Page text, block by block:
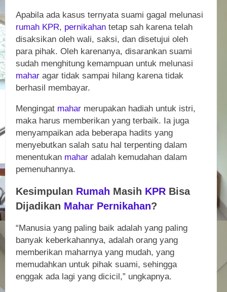
Apabila ada kasus ternyata suami gagal melunasi
rumah KPR, pernikahan tetap sah karena telah
disaksikan oleh wali, saksi, dan disetujui oleh
para pihak. Oleh karenanya, disarankan suami
sudah menghitung kemampuan untuk melunasi
mahar agar tidak sampai hilang karena tidak
berhasil membayar.
Mengingat mahar merupakan hadiah untuk istri,
maka harus memberikan yang terbaik. Ia juga
menyampaikan ada beberapa hadits yang
menyebutkan salah satu hal terpenting dalam
menentukan mahar adalah kemudahan dalam
pemenuhannya.
Kesimpulan Rumah Masih KPR Bisa
Dijadikan Mahar Pernikahan?
“Manusia yang paling baik adalah yang paling
banyak keberkahannya, adalah orang yang
memberikan maharnya yang mudah, yang
memudahkan untuk pihak suami, sehingga
enggak ada lagi yang dicicil,” ungkapnya.